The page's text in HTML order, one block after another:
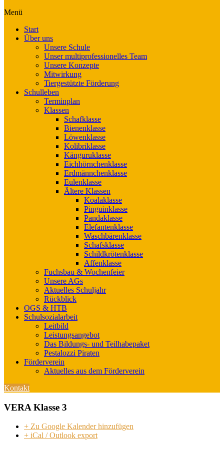
Menü
Start
Über uns
Unsere Schule
Unser multiprofessionelles Team
Unsere Konzepte
Mitwirkung
Tiergestützte Förderung
Schulleben
Terminplan
Klassen
Schafklasse
Bienenklasse
Löwenklasse
Kolibriklasse
Känguruklasse
Eichhörnchenklasse
Erdmännchenklasse
Eulenklasse
Ältere Klassen
Koalaklasse
Pinguinklasse
Pandaklasse
Elefantenklasse
Waschbärenklasse
Schafsklasse
Schildkrötenklasse
Affenklasse
Fuchsbau & Wochenfeier
Unsere AGs
Aktuelles Schuljahr
Rückblick
OGS & HTB
Schulsozialarbeit
Leitbild
Leistungsangebot
Das Bildungs- und Teilhabepaket
Pestalozzi Piraten
Förderverein
Aktuelles aus dem Förderverein
Kontakt
VERA Klasse 3
+ Zu Google Kalender hinzufügen
+ iCal / Outlook export